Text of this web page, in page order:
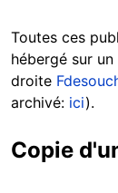
Toutes ces
hébergé sur
droite
archivé: ici).
Copie